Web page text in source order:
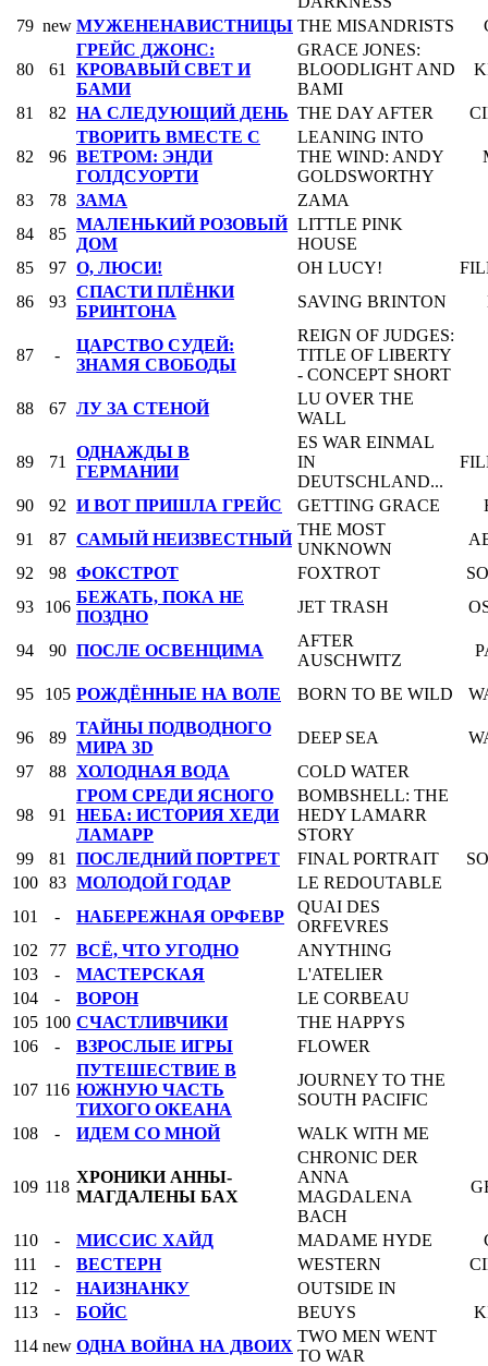
79 new МУЖЕНЕНАВИСТНИЦЫ THE MISANDRISTS
80 61
ГРЕЙС ДЖОНС:
КРОВАВЫЙ СВЕТ И
БАМИ
GRACE JONES:
BLOODLIGHT AND
BAMI
81 82 НА СЛЕДУЮЩИЙ ДЕНЬ THE DAY AFTER
82 96
ТВОРИТЬ ВМЕСТЕ С
ВЕТРОМ: ЭНДИ
ГОЛДСУОРТИ
LEANING INTO
THE WIND: ANDY
GOLDSWORTHY
83 78 ЗАМА
ZAMA
84
85
МАЛЕНЬКИЙ РОЗОВЫЙ
ДОМ
LITTLE PINK
HOUSE
85
97 О, ЛЮСИ! OH LUCY!
86
93
СПАСТИ ПЛЁНКИ
БРИНТОНА
SAVING BRINTON
87 -
ЦАРСТВО СУДЕЙ:
ЗНАМЯ СВОБОДЫ
REIGN OF JUDGES:
TITLE OF LIBERTY
- CONCEPT SHORT
88
67 ЛУ ЗА СТЕНОЙ
LU OVER THE
WALL
89 71
ОДНАЖДЫ В
ГЕРМАНИИ
ES WAR EINMAL
IN
DEUTSCHLAND...
90 92 И ВОТ ПРИШЛА ГРЕЙС GETTING GRACE
91
87 САМЫЙ НЕИЗВЕСТНЫЙ
THE MOST
UNKNOWN
92
98 ФОКСТРОТ FOXTROT
93
106
БЕЖАТЬ, ПОКА НЕ
ПОЗДНО
JET TRASH
94 90 ПОСЛЕ ОСВЕНЦИМА
AFTER
AUSCHWITZ
95 105 РОЖДЁННЫЕ НА ВОЛЕ BORN TO BE WILD
96 89
ТАЙНЫ ПОДВОДНОГО
МИРА 3D
DEEP SEA
97
88 ХОЛОДНАЯ ВОДА COLD WATER
98 91
ГРОМ СРЕДИ ЯСНОГО
НЕБА: ИСТОРИЯ ХЕДИ
ЛАМАРР
BOMBSHELL: THE
HEDY LAMARR
STORY
99
81 ПОСЛЕДНИЙ ПОРТРЕТ FINAL PORTRAIT
100 83 МОЛОДОЙ ГОДАР
LE REDOUTABLE
101
- НАБЕРЕЖНАЯ ОРФЕВР
QUAI DES
ORFEVRES
102
77 ВСЁ, ЧТО УГОДНО
ANYTHING
103
- МАСТЕРСКАЯ
L'ATELIER
104
- ВОРОН
LE CORBEAU
105 100 СЧАСТЛИВЧИКИ
THE HAPPYS
106
- ВЗРОСЛЫЕ ИГРЫ FLOWER
107 116
ПУТЕШЕСТВИЕ В
ЮЖНУЮ ЧАСТЬ
ТИХОГО ОКЕАНА
JOURNEY TO THE
SOUTH PACIFIC
108
- ИДЕМ СО МНОЙ WALK WITH ME
109 118
ХРОНИКИ АННЫ-
МАГДАЛЕНЫ БАХ
CHRONIC DER
ANNA
MAGDALENA
BACH
110 - МИССИС ХАЙД MADAME HYDE
111
- ВЕСТЕРН WESTERN
112
- НАИЗНАНКУ
OUTSIDE IN
113
- БОЙС BEUYS
114 new ОДНА ВОЙНА НА ДВОИХ
TWO MEN WENT
TO WAR